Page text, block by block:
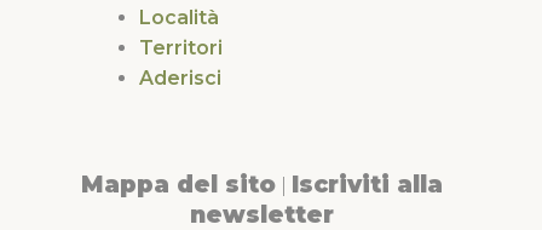
Località
Territori
Aderisci
Mappa del sito Iscriviti alla
newsletter